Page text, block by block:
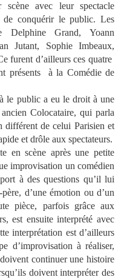
avec leur spectacle
de conquérir le public. Les
Delphine Grand, Yoann
Jutant, Sophie Imbeaux,
furent d’ailleurs ces quatre
présents
à la Comédie de
le public a eu le droit à une
Colocataire, qui parla
différent de celui Parisien et
et drôle aux spectateurs.
en scène après une petite
improvisation un comédien
à des questions qu’il lui
d’une émotion ou d’un
pièce, parfois grâce aux
est ensuite interprété avec
interprétation est d’ailleurs
d’improvisation à réaliser,
continuer une histoire
doivent interpréter des